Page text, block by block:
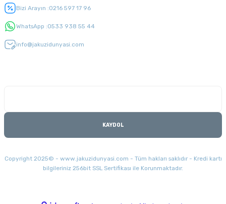
Bizi Arayın :0216 597 17 96
WhatsApp :0533 938 55 44
info@jakuzidunyasi.com
KAYDOL
Copyright 2025© - www.jakuzidunyasi.com - Tüm hakları saklıdır - Kredi kartı
bilgileriniz 256bit SSL Sertifikası ile Korunmaktadır.